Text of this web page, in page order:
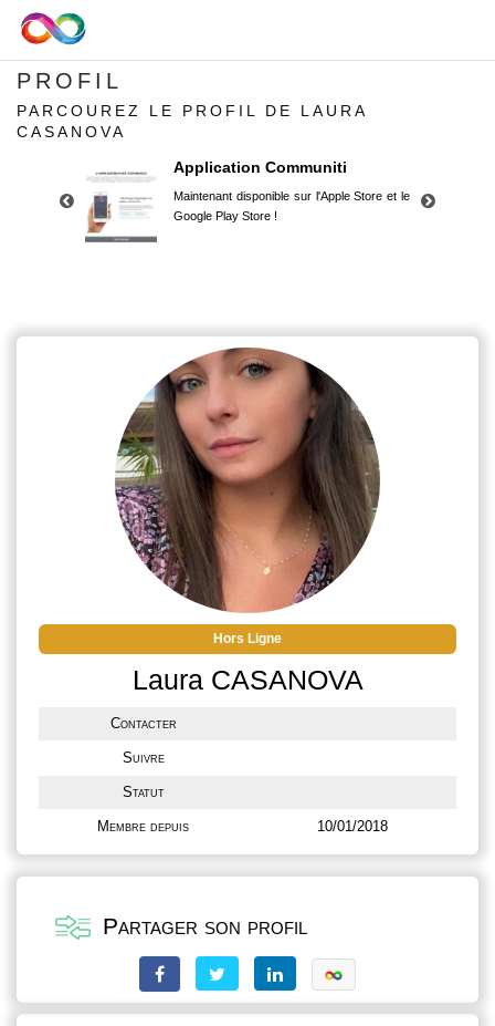
PROFIL
PARCOUREZ LE PROFIL DE LAURA
CASANOVA
Application Communiti
Maintenant disponible sur l'Apple Store et le
Google Play Store !
Google Play Store !
Hors Ligne
Laura CASANOVA
Contacter
Suivre
Statut
Membre depuis 10/01/2018
Partager son profil